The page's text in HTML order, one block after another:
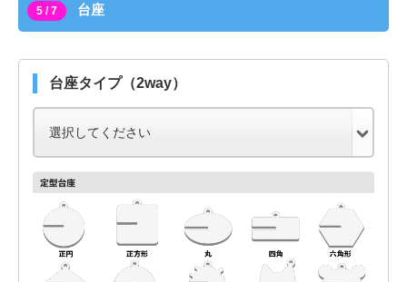
5 / 7 台座
台座タイプ（2way）